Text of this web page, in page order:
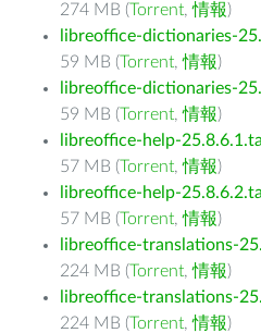
274 MB (Torrent,情報)
libreoffice-dictionaries-
59 MB (Torrent,情報)
libreoffice-dictionaries-
59 MB (Torrent,情報)
libreoffice-help-
57 MB (Torrent,情報)
libreoffice-help-
57 MB (Torrent,情報)
libreoffice-translations-
224 MB (Torrent,情報)
libreoffice-translations-
224 MB (Torrent,情報)